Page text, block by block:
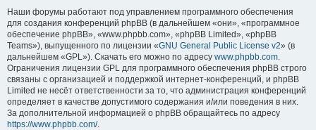
Наши форумы работают под управлением программного обеспечения
для создания конференций phpBB (в дальнейшем «они», «программное
обеспечение phpBB», «www.phpbb.com», «phpBB Limited», «phpBB
Teams»), выпущенного по лицензии «GNU General Public License v2» (в
дальнейшем «GPL»). Скачать его можно по адресу www.phpbb.com.
Ограничения лицензии GPL для программного обеспечения phpBB строго
связаны с организацией и поддержкой интернет-конференций, и phpBB
Limited не несёт ответственности за то, что администрация конференций
определяет в качестве допустимого содержания и/или поведения в них.
За дополнительной информацией о phpBB обращайтесь по адресу
https://www.phpbb.com/.